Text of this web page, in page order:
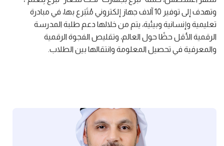
وتهدف إلى توفير 10 آلاف جهاز إلكتروني مُتَبَرع بها، في مبادرة
تعليمية وإنسانية وبيئية، يتم من خلالها دعم طلبة المدرسة
الرقمية الأقل حظًا حول العالم، وتقليص الفجوة الرقمية
والمعرفية في تحصيل المعلومة وانتقالها بين الطلاب.